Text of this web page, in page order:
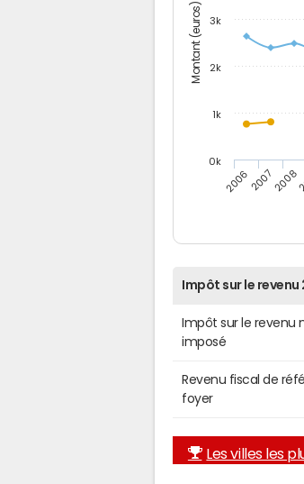
Montant (euros)
200620072008
0k
1k
2k
3k
Impôt sur le revenu
Impôt sur le revenu
imposé
Revenu fiscal de
foyer
Les villes les